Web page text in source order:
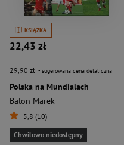
KSIĄŻKA
22,43 zł
29,90 zł - sugerowana cena detaliczna
Polska na Mundialach
Balon Marek
5,8 (10)
Chwilowo niedostępny